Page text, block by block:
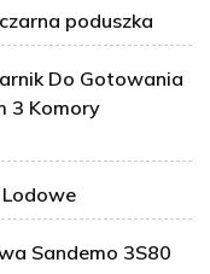
poduszka
Do Gotowania
3 Komory
Lodowe
Sandemo 3S80